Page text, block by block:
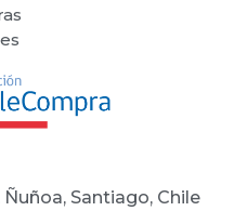
Santiago, Chile